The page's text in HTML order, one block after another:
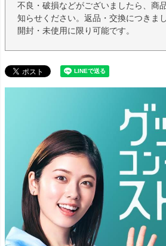
不良・破損などがございましたら、商
知らせください。返品・交換につきま
開封・未使用に限り可能です。